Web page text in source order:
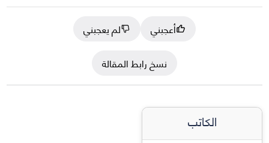
أعجبني
لم يعجبني
نسخ رابط المقالة
الكاتب